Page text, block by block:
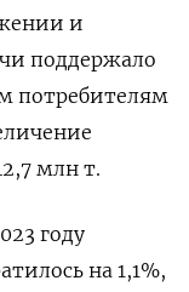
и
поддержало
потребителям
млн т.
году
на 1,1%,